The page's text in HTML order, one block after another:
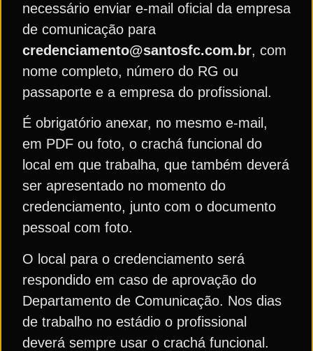
necessário enviar e-mail oficial da empresa
de comunicação para
credenciamento@santosfc.com.br, com
nome completo, número do RG ou
passaporte e a empresa do profissional.
É obrigatório anexar, no mesmo e-mail,
em PDF ou foto, o crachá funcional do
local em que trabalha, que também deverá
ser apresentado no momento do
credenciamento, junto com o documento
pessoal com foto.
O local para o credenciamento será
respondido em caso de aprovação do
Departamento de Comunicação. Nos dias
de trabalho no estádio o profissional
deverá sempre usar o crachá funcional.